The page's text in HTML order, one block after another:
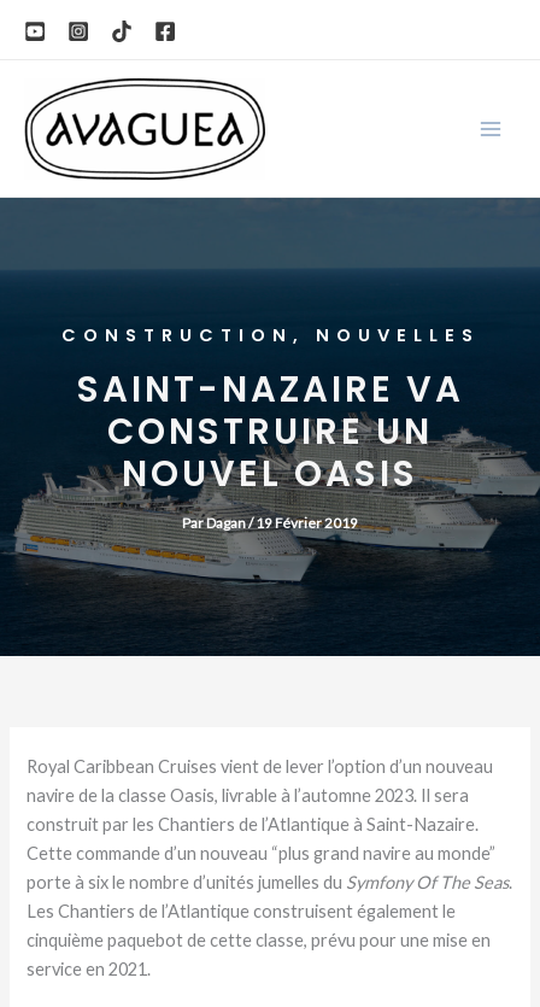
CONSTRUCTION , NOUVELLES
SAINT-NAZAIRE VA
CONSTRUIRE UN
NOUVEL OASIS
ParDagan/19 Février 2019
Royal Caribbean Cruises vient de lever l’option d’un nouveau
navire de la classe Oasis, livrable à l’automne 2023. Il sera
construit par les Chantiers de l’Atlantique à Saint-Nazaire.
Cette commande d’un nouveau “plus grand navire au monde”
porte à six le nombre d’unités jumelles du Symfony Of The Seas.
Les Chantiers de l’Atlantique construisent également le
cinquième paquebot de cette classe, prévu pour une mise en
service en 2021.